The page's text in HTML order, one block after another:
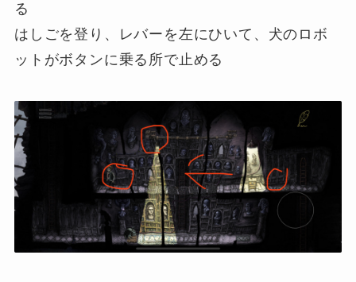
る
はしごを登り、レバーを左にひいて、犬のロボ
ットがボタンに乗る所で止める